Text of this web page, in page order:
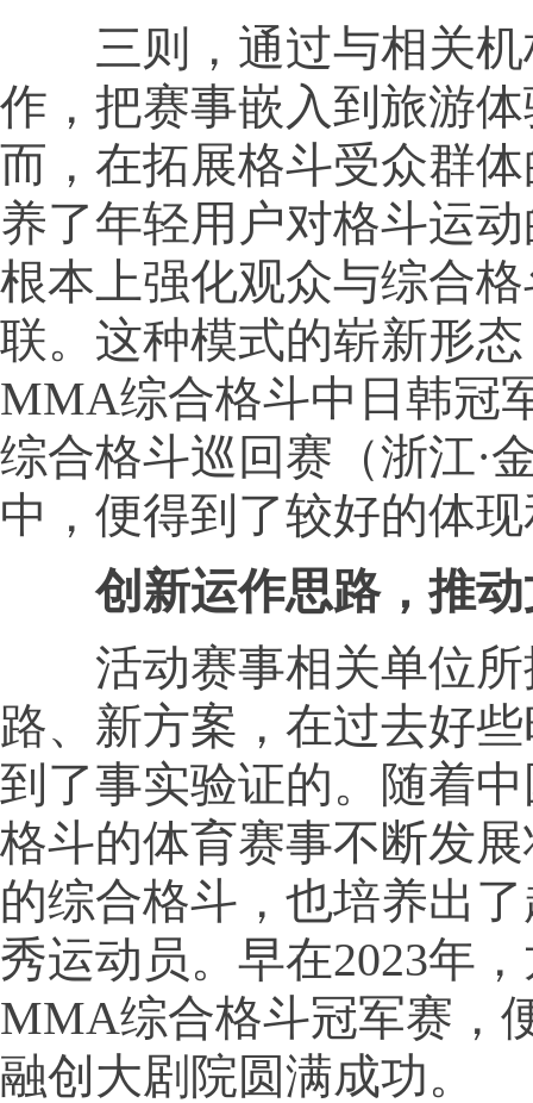
三则，通过与相关机
作，把赛事嵌入到旅游
而，在拓展格斗受众群
养了年轻用户对格斗运
根本上强化观众与综合
联。这种模式的崭新形
MMA综合格斗中日韩冠
综合格斗巡回赛（浙江·
中，便得到了较好的体
创新运作思路，推
活动赛事相关单位所
路、新方案，在过去好
到了事实验证的。随着
格斗的体育赛事不断发
的综合格斗，也培养出
秀运动员。早在2023年
MMA综合格斗冠军赛，
融创大剧院圆满成功。